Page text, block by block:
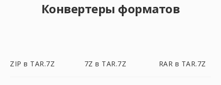
Конвертеры форматов
ZIP в TAR.7Z 7Z в TAR.7Z RAR в TAR.7Z